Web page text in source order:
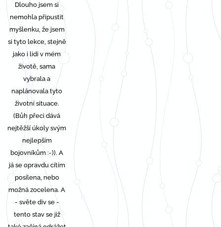
Dlouho jsem si
nemohla připustit
myšlenku, že jsem
si tyto lekce, stejně
jako i lidi v mém
životě, sama
vybrala a
naplánovala tyto
životní situace.
(Bůh přeci dává
nejtěžší úkoly svým
nejlepším
bojovníkům :-)). A
já se opravdu cítím
posílena, nebo
možná zocelena. A
- světe div se -
tento stav se již